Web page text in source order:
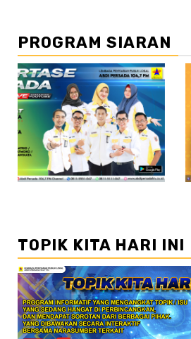
PROGRAM SIARAN
//2
TOPIK KITA HARI INI